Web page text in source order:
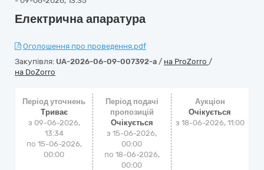
Електрична апаратура
Оголошення про проведення.pdf
Закупівля: UA-2026-06-09-007392-a / на ProZorro /
на DoZorro
Період уточнень
Триває
з 09-06-2026,
13:34
по 15-06-2026,
00:00
Період подачі
пропозицій
Очікується
з 15-06-2026,
00:00
по 18-06-2026,
00:00
Аукціон
Очікується
з 18-06-2026, 11:00